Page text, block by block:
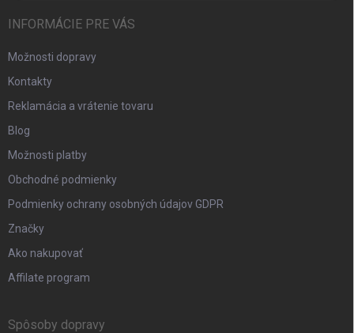
INFORMÁCIE PRE VÁS
Možnosti dopravy
Kontakty
Reklamácia a vrátenie tovaru
Blog
Možnosti platby
Obchodné podmienky
Podmienky ochrany osobných údajov GDPR
Značky
Ako nakupovať
Affilate program
Spôsoby dopravy